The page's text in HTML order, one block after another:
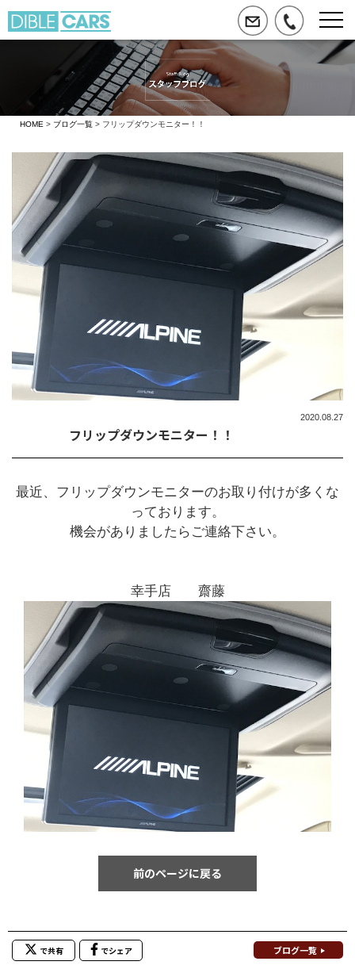
HOME > ブログ一覧 > フリップダウンモニター！！
フリップダウンモニター！！
2020.08.27
最近、フリップダウンモニターのお取り付けが多くな
っております。
機会がありましたらご連絡下さい。
幸手店 齋藤
前のページに戻る
で共有 でシェア ブログ一覧